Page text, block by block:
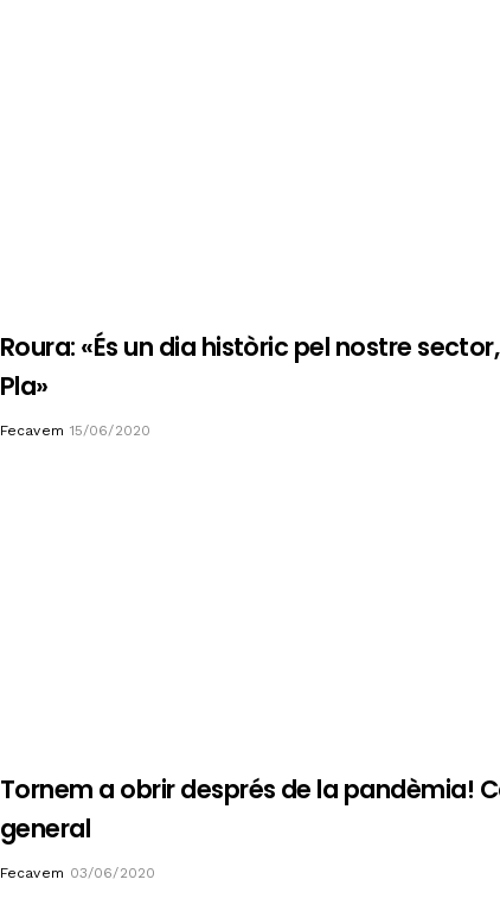
Roura: «És un dia històric pel nostre
Pla»
Author
Fecavem 15/06/2020
Tornem a obrir després de la pandèmia!
general
Author
Fecavem 03/06/2020